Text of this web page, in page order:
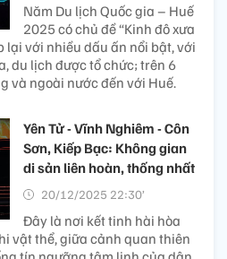
Năm Du lịch Quốc gia – Huế
2025 có chủ đề “Kinh đô xưa
lại với nhiều dấu ấn nổi bật, với
du lịch được tổ chức; trên 6
và ngoài nước đến với Huế.
Yên Tử - Vĩnh Nghiêm - Côn
Sơn, Kiếp Bạc: Không gian
di sản liên hoàn, thống nhất​
20/12/2025 22:30’
Đây là nơi kết tinh hài hòa
vật thể, giữa cảnh quan thiên